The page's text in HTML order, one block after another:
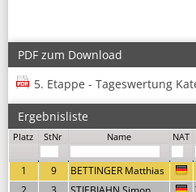
PDF zum Download
5. Etappe - Tageswertung
Ergebnisliste
Platz StNr Name NAT
1 9 BETTINGER Matthias